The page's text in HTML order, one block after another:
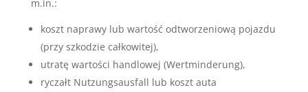
m.in.:
koszt naprawy lub wartość odtworzeniową pojazdu
(przy szkodzie całkowitej),
utratę wartości handlowej (Wertminderung),
ryczałt Nutzungsausfall lub koszt auta